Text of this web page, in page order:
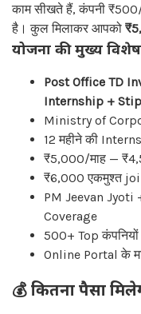
काम सीखते हैं, कंपनी
है। कुल मिलाकर आपको
योजना की मुख्य
Post Office TD
Internship +
Ministry of
12 महीने की
₹5,000/माह —
₹6,000 एकमुश्त
PM Jeevan
Coverage
500+ Top
Online Portal के
💰कितना पैसा